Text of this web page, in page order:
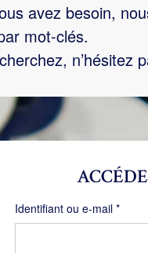
avez besoin,
mot-clés.
n’hésitez
Identifiant ou e-mail *